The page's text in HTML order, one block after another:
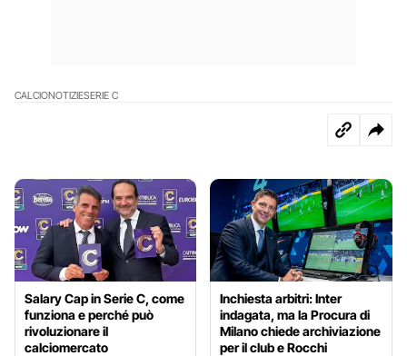
CALCIONOTIZIESERIE C
Salary Cap in Serie C, come
funziona e perché può
rivoluzionare il
calciomercato
Inchiesta arbitri: Inter
indagata, ma la Procura di
Milano chiede archiviazione
per il club e Rocchi